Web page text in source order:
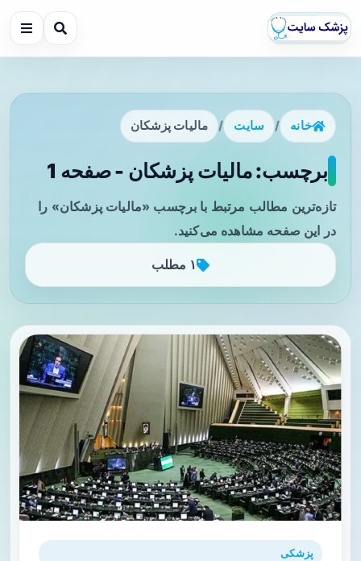
خانه / سایت / مالیات پزشکان
برچسب: مالیات پزشکان - صفحه 1
تازه‌ترین مطالب مرتبط با برچسب «مالیات پزشکان» را
در این صفحه مشاهده می‌کنید.
۱ مطلب
پزشکی